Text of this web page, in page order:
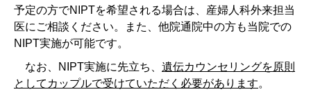
予定の方でNIPTを希望される場合は、産婦人科外来担当
医にご相談ください。また、他院通院中の方も当院での
NIPT実施が可能です。
なお、NIPT実施に先立ち、 遺伝カウンセリングを原則
としてカップルで受けていただく必要があります。